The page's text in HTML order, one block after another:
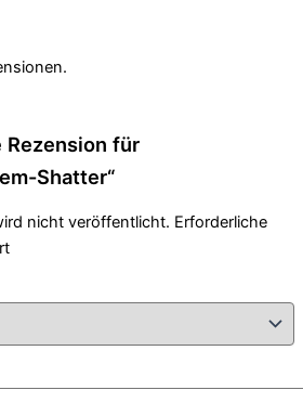
Rezension für
Shatter“
nicht veröffentlicht. Erforderliche